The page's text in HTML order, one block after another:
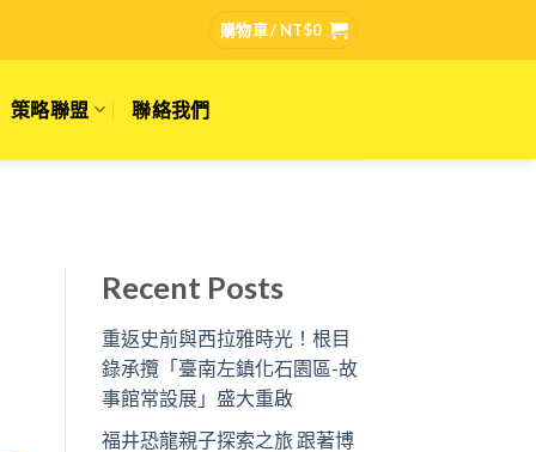
購物車 / NT$0
策略聯盟 聯絡我們
Recent Posts
重返史前與西拉雅時光！根目
錄承攬「臺南左鎮化石園區-故
事館常設展」盛大重啟
福井恐龍親子探索之旅 跟著博